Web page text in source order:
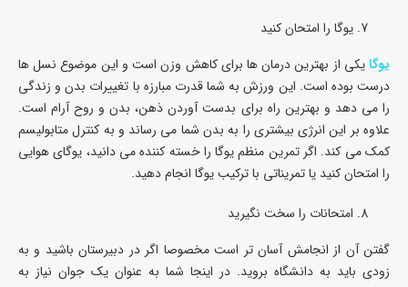
یوگا را امتحان کنید
یوگا یکی از بهترین درمان ها برای کاهش وزن است و این موضوع نسل ها
درست بوده است. این ورزش به شما قدرت مبارزه با تغییرات بدن و زندگی
را می دهد و بهترین راه برای بدست آوردن ذهن، بدن و روح آرام است.
علاوه بر این انرژی بیشتری را به بدن شما می رساند و به کنترل متابولیسم
کمک می کند. اگر تمرین منظم یوگا را خسته کننده می دانید، یوگای هوایی
را امتحان کنید یا تمریناتی با ترکیب یوگا انجام دهید.
امتحانات را سخت نگیرید
گفتن آن از انجامش آسان تر است مخصوصا اگر در دبیرستان باشید و به
زودی باید به دانشگاه بروید. در اینجا شما به عنوان یک جوان نیاز به